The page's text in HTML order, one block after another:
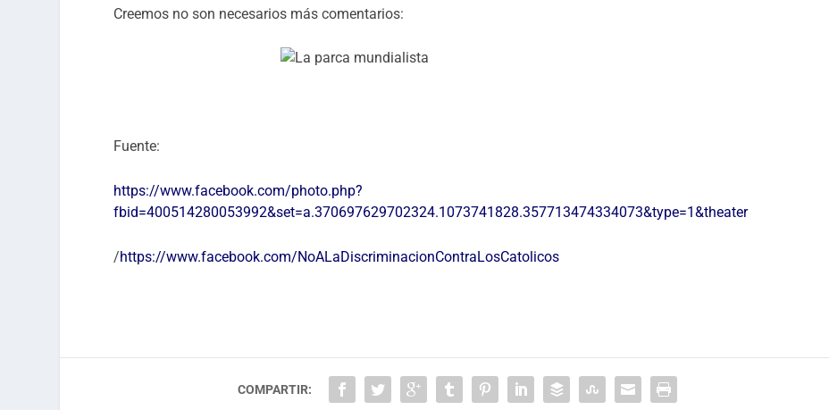
Creemos no son necesarios más comentarios:
Fuente:
https://www.facebook.com/photo.php?
fbid=400514280053992&set=a.370697629702324.1073741828.357713474334073&type=1&theater
/https://www.facebook.com/NoALaDiscriminacionContraLosCatolicos
COMPARTIR: